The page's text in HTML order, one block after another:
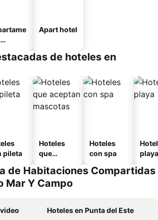
Apart hotel
de hoteles en
pileta
Hoteles
que
mascotas
Hoteles
con spa
playa
de Habitaciones Compartidas
Mar Y Campo
Hoteles en Punta del Este